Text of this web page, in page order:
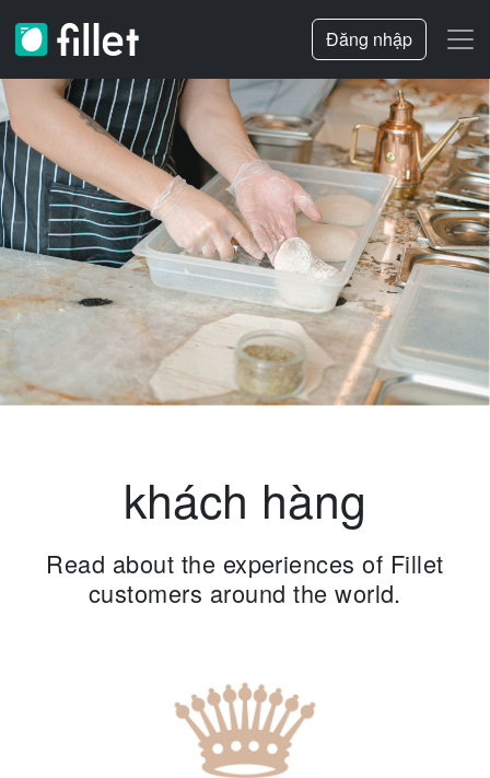
Đăng nhập
khách hàng
Read about the experiences of Fillet
customers around the world.